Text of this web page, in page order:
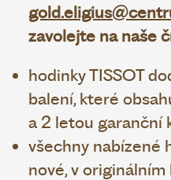
zavolejte na naše
hodinky TISSOT
balení, které
a 2 letou garanční
všechny nabízené
nové, v